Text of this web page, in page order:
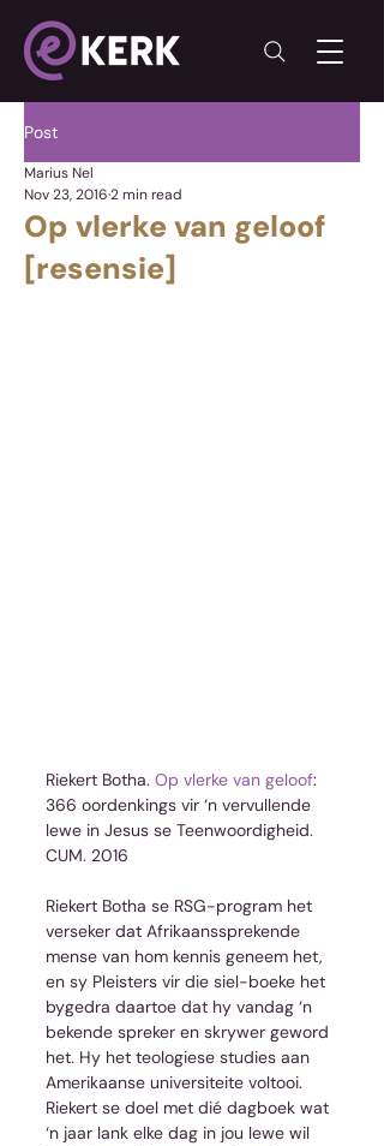
Post
Op vlerke van geloof
[resensie]
Marius Nel
Nov 23, 20162 min read
Riekert Botha. Op vlerke van geloof:
366 oordenkings vir ‘n vervullende
lewe in Jesus se Teenwoordigheid.
CUM. 2016
Riekert Botha se RSG-program het
verseker dat Afrikaanssprekende
mense van hom kennis geneem het,
en sy Pleisters vir die siel-boeke het
bygedra daartoe dat hy vandag ‘n
bekende spreker en skrywer geword
het. Hy het teologiese studies aan
Amerikaanse universiteite voltooi.
Riekert se doel met dié dagboek wat
‘n jaar lank elke dag in jou lewe wil